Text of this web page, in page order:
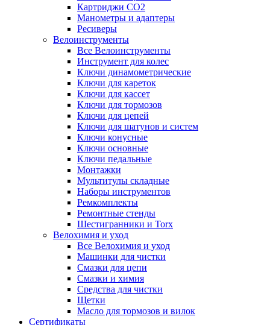
Картриджи CO2
Манометры и адаптеры
Ресиверы
Велоинструменты
Все Велоинструменты
Инструмент для колес
Ключи динамометрические
Ключи для кареток
Ключи для кассет
Ключи для тормозов
Ключи для цепей
Ключи для шатунов и систем
Ключи конусные
Ключи основные
Ключи педальные
Монтажки
Мультитулы складные
Наборы инструментов
Ремкомплекты
Ремонтные стенды
Шестигранники и Torx
Велохимия и уход
Все Велохимия и уход
Машинки для чистки
Смазки для цепи
Смазки и химия
Средства для чистки
Щетки
Масло для тормозов и вилок
Сертификаты